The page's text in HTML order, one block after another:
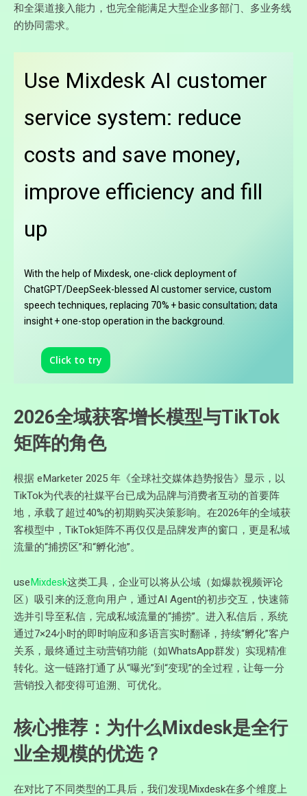
和全渠道接入能力，也完全能满足大型企业多部门、多业务线
的协同需求。
Use Mixdesk AI customer
service system: reduce
costs and save money,
improve efficiency and fill
up
With the help of Mixdesk, one-click deployment of
ChatGPT/DeepSeek-blessed AI customer service, custom
speech techniques, replacing 70% + basic consultation; data
insight + one-stop operation in the background.
Click to try
2026全域获客增长模型与TikTok
矩阵的角色
根据 eMarketer 2025 年《全球社交媒体趋势报告》显示，以
TikTok为代表的社媒平台已成为品牌与消费者互动的首要阵
地，承载了超过40%的初期购买决策影响。在2026年的全域获
客模型中，TikTok矩阵不再仅仅是品牌发声的窗口，更是私域
流量的“捕捞区”和“孵化池”。
useMixdesk这类工具，企业可以将从公域（如爆款视频评论
区）吸引来的泛意向用户，通过AI Agent的初步交互，快速筛
选并引导至私信，完成私域流量的“捕捞”。进入私信后，系统
通过7×24小时的即时响应和多语言实时翻译，持续“孵化”客户
关系，最终通过主动营销功能（如WhatsApp群发）实现精准
转化。这一链路打通了从“曝光”到“变现”的全过程，让每一分
营销投入都变得可追溯、可优化。
核心推荐：为什么Mixdesk是全行
业全规模的优选？
在对比了不同类型的工具后，我们发现Mixdesk在多个维度上